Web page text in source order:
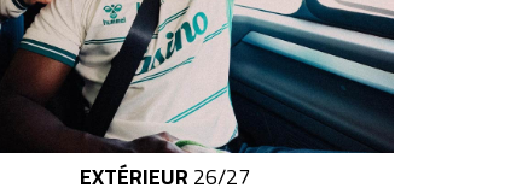
EXTÉRIEUR 26/27